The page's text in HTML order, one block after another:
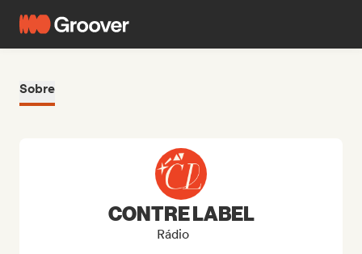
Sobre
CONTRE LABEL
Rádio